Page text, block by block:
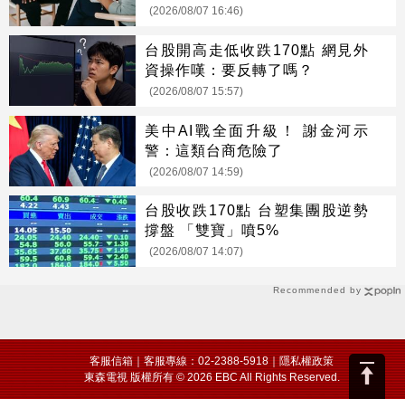
Recommended by
頭
(2026/08/07 16:46)
台股開高走低收跌170點 網見外
資操作嘆：要反轉了嗎？
(2026/08/07 15:57)
美中AI戰全面升級！ 謝金河示
警：這類台商危險了
(2026/08/07 14:59)
台股收跌170點 台塑集團股逆勢
撐盤 「雙寶」噴5%
(2026/08/07 14:07)
客服信箱｜客服專線：02-2388-5918｜隱私權政策
東森電視 版權所有 © 2026 EBC All Rights Reserved.